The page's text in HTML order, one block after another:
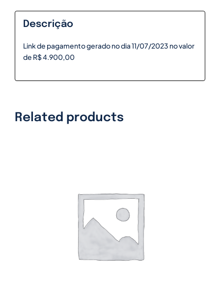
Descrição
Link de pagamento gerado no dia 11/07/2023 no valor
de R$ 4.900,00
Related products